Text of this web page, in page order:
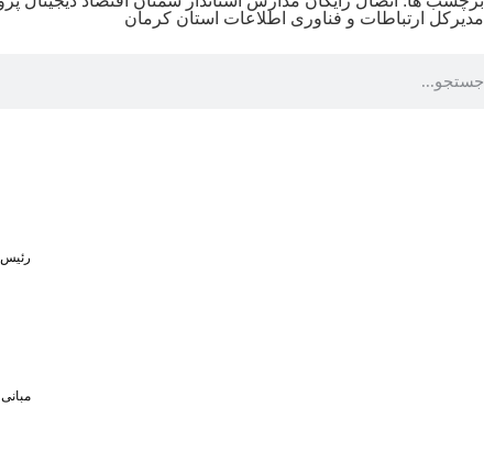
مدیرکل ارتباطات و فناوری اطلاعات استان کرمان
رئیس